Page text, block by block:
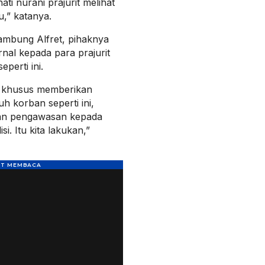
katanya.
Alfret, pihaknya
kepada para prajurit
ini.
memberikan
korban seperti ini,
pengawasan kepada
Itu kita lakukan,”